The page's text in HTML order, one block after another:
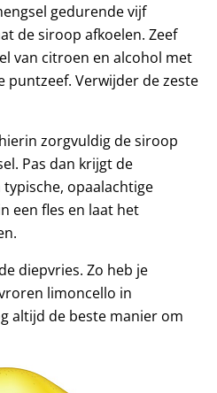
gedurende vijf
de siroop afkoelen. Zeef
van citroen en alcohol met
puntzeef. Verwijder de zeste
zorgvuldig de siroop
Pas dan krijgt de
opaalachtige
een fles en laat het
diepvries. Zo heb je
limoncello in
altijd de beste manier om